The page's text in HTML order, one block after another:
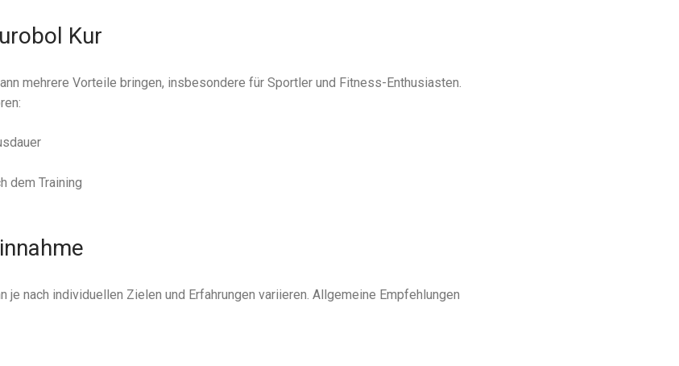
Kur
mehrere Vorteile bringen, insbesondere für Sportler und Fitness-Enthusiasten.
dem Training
je nach individuellen Zielen und Erfahrungen variieren. Allgemeine Empfehlungen